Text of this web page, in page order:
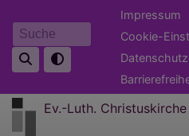
zum
Inhalt
Suche
Impressum
Cookie-
Ev.-Luth.